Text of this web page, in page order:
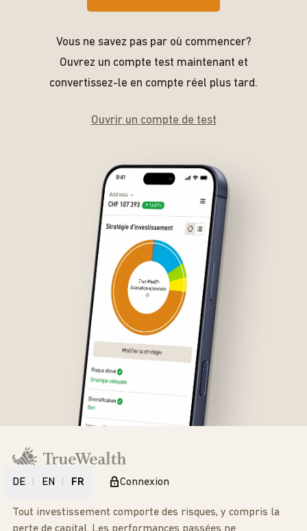
Vous ne savez pas par où commencer?
Ouvrez un compte test maintenant et
convertissez-le en compte réel plus tard.
Ouvrir un compte de test
DE EN FR Connexion
Tout investissement comporte des risques, y compris la